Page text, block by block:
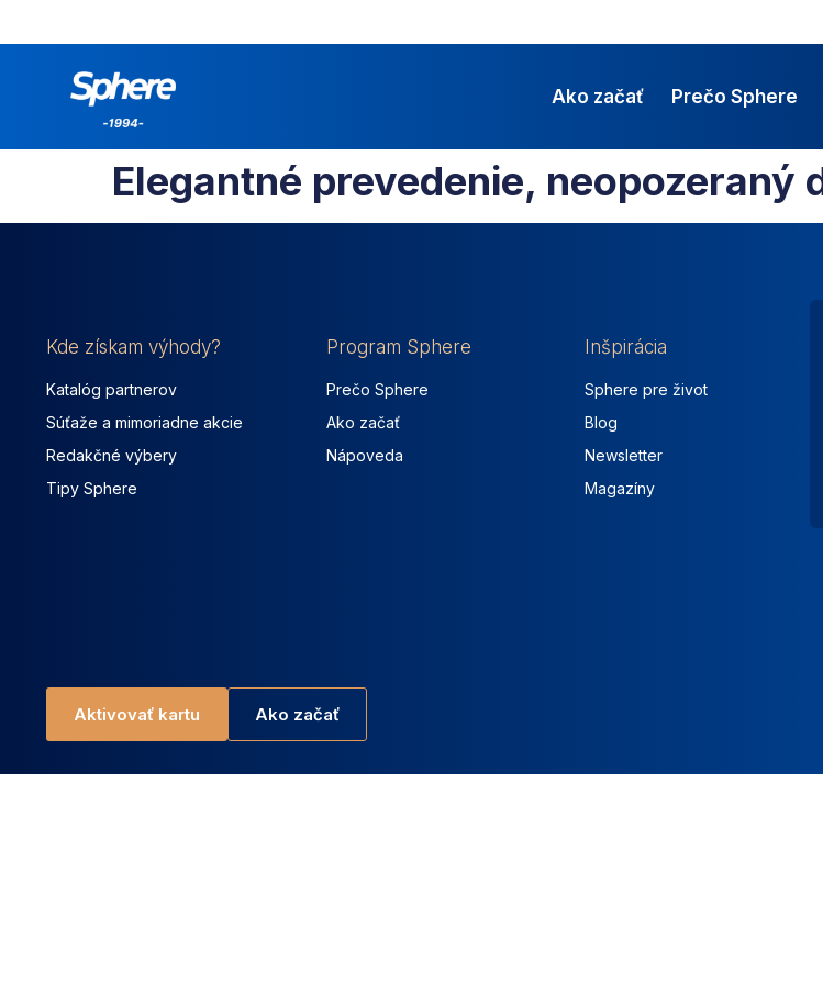
Ako začať Prečo Sphere
Elegantné prevedenie, neopozeraný
Kde získam výhody?
Katalóg partnerov
Súťaže a mimoriadne akcie
Redakčné výbery
Tipy Sphere
Program Sphere
Prečo Sphere
Ako začať
Nápoveda
Inšpirácia
Sphere pre život
Blog
Newsletter
Magazíny
Aktivovať kartu Ako začať